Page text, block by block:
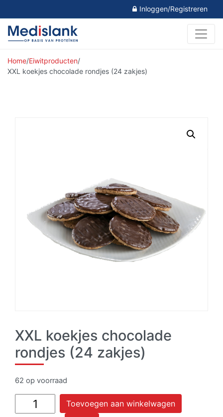
Inloggen/Registreren
Home/Eiwitproducten/
XXL koekjes chocolade rondjes (24 zakjes)
XXL koekjes chocolade
rondjes (24 zakjes)
62 op voorraad
koekjes
Toevoegen aan winkelwagen